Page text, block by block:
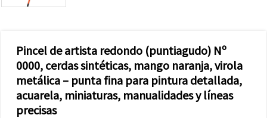
Pincel de artista redondo (puntiagudo) Nº
0000, cerdas sintéticas, mango naranja, virola
metálica – punta fina para pintura detallada,
acuarela, miniaturas, manualidades y líneas
precisas